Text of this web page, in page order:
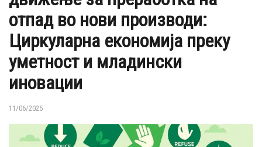
отпад во нови производи:
Циркуларна економија преку
уметност и младински
иновации
11/06/2025